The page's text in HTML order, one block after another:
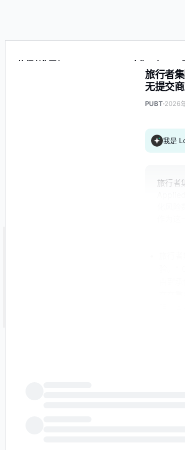
旅行者集团与 Applied Systems 合作，在 Epic
旅行者
无提交
PUBT 2026
我是
旅行者
作为
旅行
验。*
律建
对其